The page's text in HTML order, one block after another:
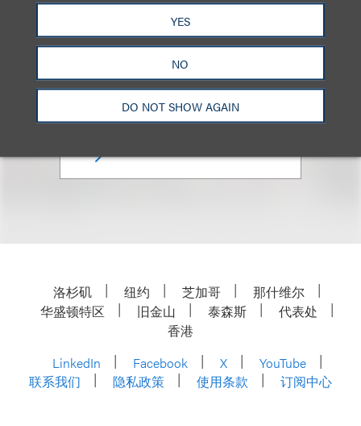
YES
NO
DO NOT SHOW AGAIN
Kenneth A. Adler
(he/him)
合伙人
+1.212.407.4284
Email
洛杉矶 纽约 芝加哥
那什维尔
华盛顿特区
旧金山 泰森斯
代表处
香港
LinkedIn
Facebook X
YouTube
联系我们
隐私政策 使用条款 订阅中心